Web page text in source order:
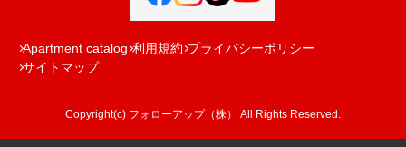
Apartment catalog 利用規約 プライバシーポリシー
サイトマップ
Copyright(c) フォローアップ（株） All Rights Reserved.